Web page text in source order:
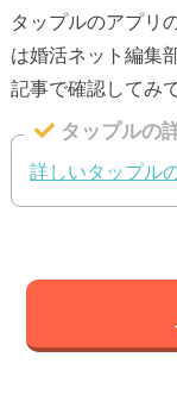
タップルのアプリ
は婚活ネット編集
記事で確認してみ
タップルの
詳しいタップル